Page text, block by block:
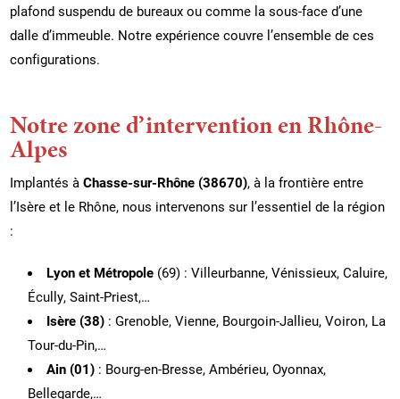
plafond suspendu de bureaux ou comme la sous-face d’une
dalle d’immeuble. Notre expérience couvre l’ensemble de ces
configurations.
Notre zone d’intervention en Rhône-
Alpes
Implantés àChasse-sur-Rhône (38670), à la frontière entre
l’Isère et le Rhône, nous intervenons sur l’essentiel de la région
:
Lyon et Métropole (69) : Villeurbanne, Vénissieux, Caluire,
Écully, Saint-Priest,…
Isère (38) : Grenoble, Vienne, Bourgoin-Jallieu, Voiron, La
Tour-du-Pin,…
Ain (01) : Bourg-en-Bresse, Ambérieu, Oyonnax,
Bellegarde,…